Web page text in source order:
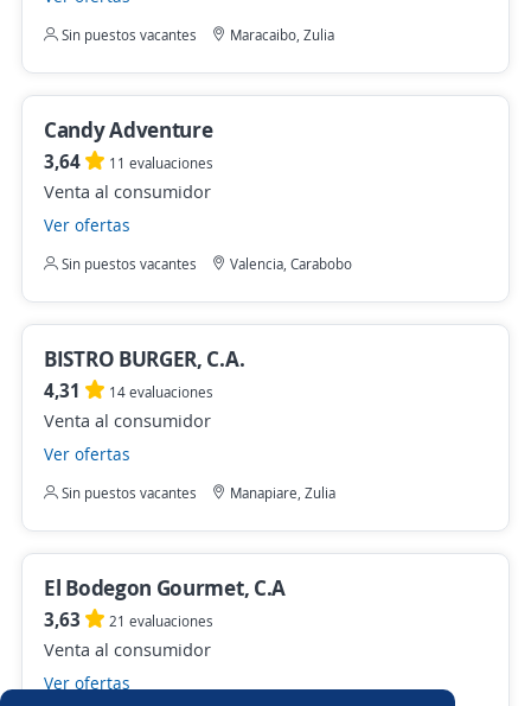
Sin puestos vacantes Maracaibo, Zulia
Candy Adventure
3,64 11 evaluaciones
Venta al consumidor
Ver ofertas
Sin puestos vacantes Valencia, Carabobo
BISTRO BURGER, C.A.
4,31 14 evaluaciones
Venta al consumidor
Ver ofertas
Sin puestos vacantes Manapiare, Zulia
El Bodegon Gourmet, C.A
3,63 21 evaluaciones
Venta al consumidor
Ver ofertas